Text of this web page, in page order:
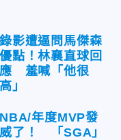
錄影遭逼問馬傑森
優點！林襄直球回
應 羞喊「他很
高」
NBA/年度MVP發
威了！ 「SGA」